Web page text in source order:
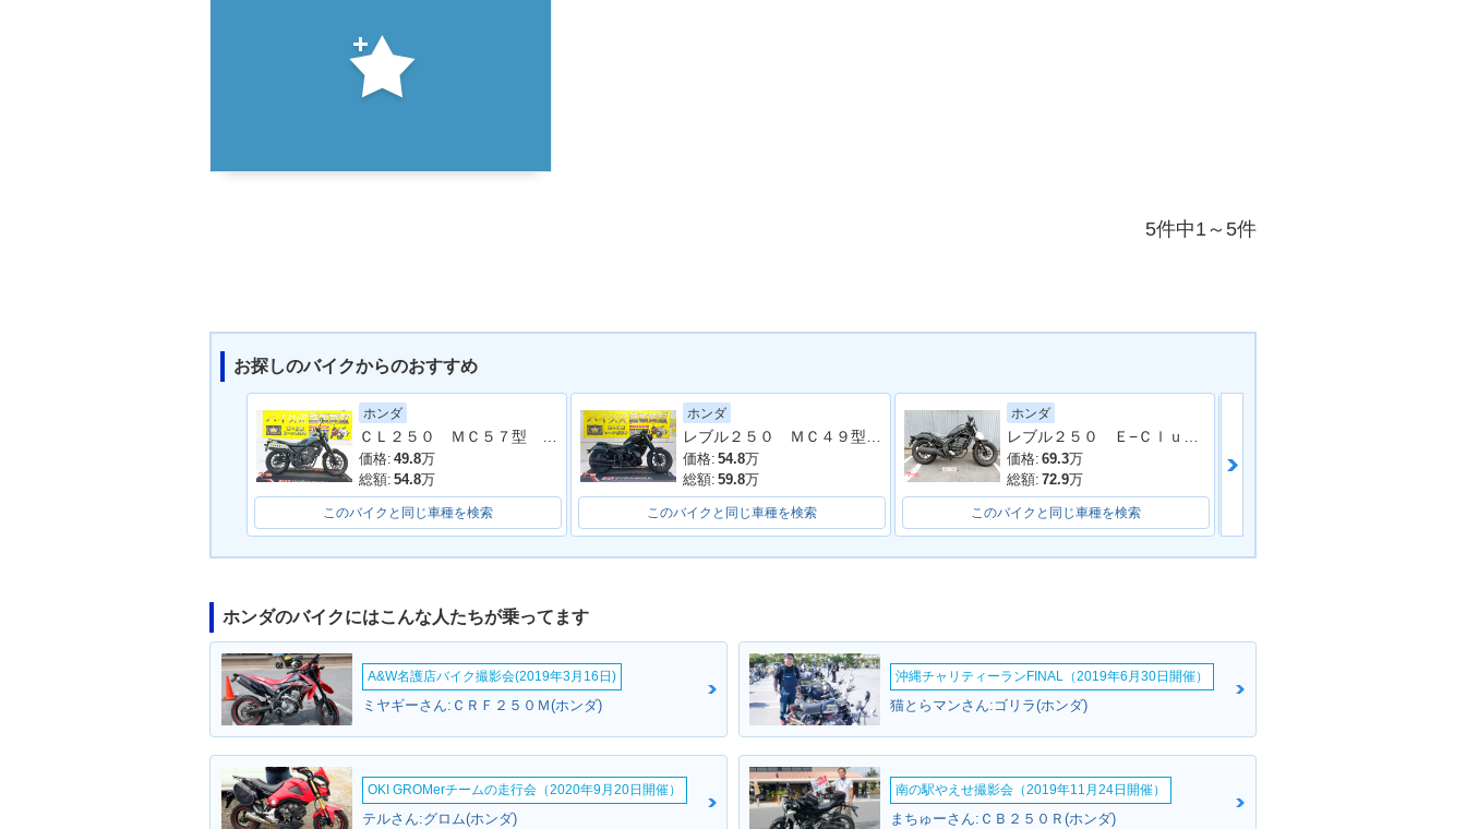
5件中1～5件
お探しのバイクからのおすすめ
ホンダ
ＣＬ２５０ ＭＣ５７型 ２０２３年モデル 社外リアキャリア ＥＴＣ ヘルメットホルダー スペアキー
価格: 49.8万
総額: 54.8万
このバイクと同じ車種を検索
ホンダ
レブル２５０ ＭＣ４９型 ２０１９年モデル 社外タンクカバー サイドバック 社外マフラー アラーム
価格: 54.8万
総額: 59.8万
このバイクと同じ車種を検索
ホンダ
レブル２５０ Ｅ−Ｃｌｕｔｃｈ
価格: 69.3万
総額: 72.9万
このバイクと同じ車種を検索
ホンダのバイクにはこんな人たちが乗ってます
A&W名護店バイク撮影会(2019年3月16日)
ミヤギーさん:ＣＲＦ２５０Ｍ(ホンダ)
沖縄チャリティーランFINAL（2019年6月30日開催）
猫とらマンさん:ゴリラ(ホンダ)
OKI GROMerチームの走行会（2020年9月20日開催）
テルさん:グロム(ホンダ)
南の駅やえせ撮影会（2019年11月24日開催）
まちゅーさん:ＣＢ２５０Ｒ(ホンダ)